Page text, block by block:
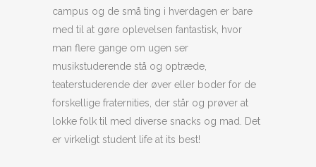
campus og de små ting i hverdagen er bare
med til at gøre oplevelsen fantastisk, hvor
man flere gange om ugen ser
musikstuderende stå og optræde,
teaterstuderende der øver eller boder for de
forskellige fraternities, der står og prøver at
lokke folk til med diverse snacks og mad. Det
er virkeligt student life at its best!